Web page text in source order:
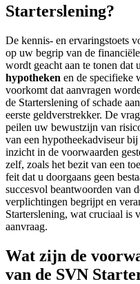
Starterslening?
De kennis- en ervaringstoets
op uw begrip van de
wordt geacht aan te tonen dat u
hypotheken en de specifieke
voorkomt dat aanvragen
de Starterslening of schade
eerste geldverstrekker. De
peilen uw bewustzijn van
van een hypotheekadviseur
inzicht in de voorwaarden
zelf, zoals het bezit van een
feit dat u doorgaans geen
succesvol beantwoorden van
verplichtingen begrijpt en
Starterslening, wat cruciaal is
aanvraag.
Wat zijn de
van de SVN